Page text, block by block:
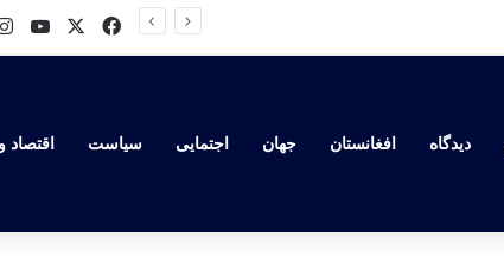
Facebook
دیدگاه افغانستان جهان اجتمایی سیاست اقتصاد